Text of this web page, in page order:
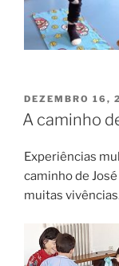
PUBLICADO
EM
DEZEMBRO 16,
A caminho
Experiências
caminho de
muitas